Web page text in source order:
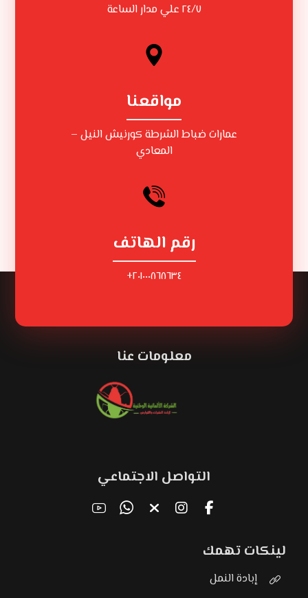
٢٤/٧ علي مدار الساعة
مواقعنا
عمارات ضباط الشرطة كورنيش النيل –
المعادي
رقم الهاتف
٢٠١٠٠٠٨٦٨٦٣٤+
معلومات عنا
التواصل الاجتماعي
لينكات تهمك
إبادة النمل